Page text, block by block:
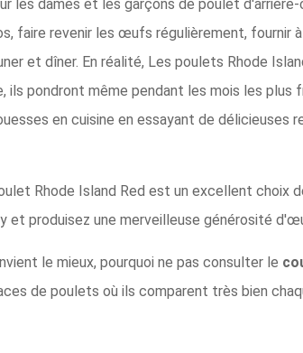
les dames et les garçons de poulet
faire revenir les œufs régulièrement, fournir
et dîner. En réalité, Les poulets Rhode
pondront même pendant les mois les plus
en cuisine en essayant de
Rhode Island Red est un excellent choix
et produisez une merveilleuse générosité
le mieux, pourquoi ne pas consulter le
de poulets où ils comparent très bien